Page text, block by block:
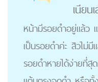
เนียน
หน้ามีรอยดำอยู่แล้ว
เป็นรอยดำค่ะ สิวไม่
รอยดำหายได้ง่ายที่